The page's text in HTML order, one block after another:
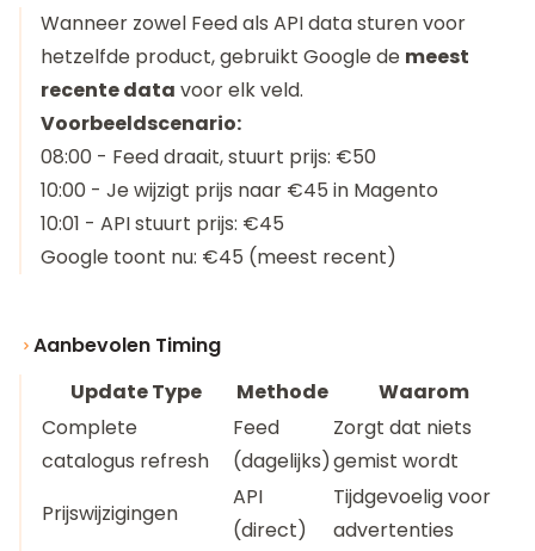
Wanneer zowel Feed als API data sturen voor
hetzelfde product, gebruikt Google de meest
recente data voor elk veld.
Voorbeeldscenario:
08:00 - Feed draait, stuurt prijs: €50
10:00 - Je wijzigt prijs naar €45 in Magento
10:01 - API stuurt prijs: €45
Google toont nu: €45 (meest recent)
Aanbevolen Timing
Update Type
Methode
Waarom
Complete
catalogus refresh
Feed
(dagelijks)
Zorgt dat niets
gemist wordt
Prijswijzigingen
API
(direct)
Tijdgevoelig voor
advertenties